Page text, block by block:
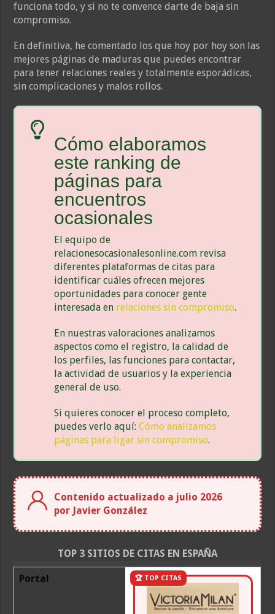
funciona todo, y si no te convence darte de baja sin
compromiso.
En definitiva, he comentado los que hoy por hoy son las
mejores páginas de maduras que puedes encontrar
para tener relaciones reales y totalmente esporádicas,
sin complicaciones y malos rollos.
Cómo elaboramos
este ranking de
páginas para
encuentros
ocasionales
El equipo de
relacionesocasionalesonline.com revisa
diferentes plataformas de citas para
identificar cuáles ofrecen mejores
oportunidades para conocer gente
interesada en relaciones sin compromiso.
En nuestras valoraciones analizamos
aspectos como el registro, la calidad de
los perfiles, las funciones para contactar,
la actividad de usuarios y la experiencia
general de uso.
Si quieres conocer el proceso completo,
puedes verlo aquí:Cómo analizamos
páginas para ligar sin compromiso.
Contenido actualizado a julio 2026
por Javier González
TOP 3 SITIOS DE CITAS EN ESPAÑA
Portal 🏆 TOP CITAS